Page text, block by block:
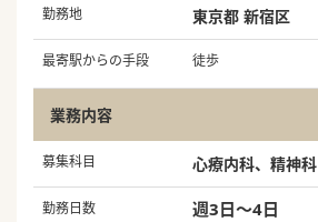
勤務地 東京都 新宿区
最寄駅からの手段 徒歩
業務内容
募集科目 心療内科、精神科
勤務日数 週3日～4日